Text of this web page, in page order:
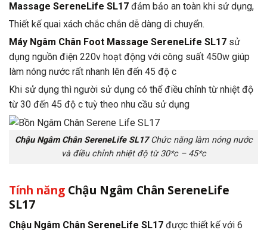
Massage SereneLife SL17 đảm bảo an toàn khi sử dụng,
Thiết kế quai xách chắc chắn dễ dàng di chuyển.
Máy Ngâm Chân Foot Massage SereneLife SL17 sử
dụng nguồn điện 220v hoạt động với công suất 450w giúp
làm nóng nước rất nhanh lên đến 45 độ c
Khi sử dụng thì người sử dụng có thể điều chỉnh từ nhiệt độ
từ 30 đến 45 độ c tuỳ theo nhu cầu sử dụng
Chậu Ngâm Chân SereneLife SL17 Chức năng làm nóng nước
và điều chỉnh nhiệt độ từ 30*c – 45*c
Tính năng Chậu Ngâm Chân SereneLife
SL17
Chậu Ngâm Chân SereneLife SL17 được thiết kế với 6